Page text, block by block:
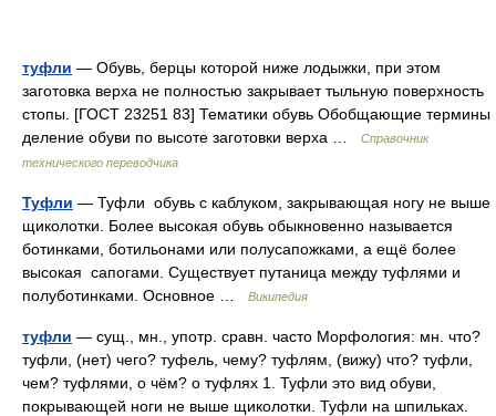
туфли — Обувь, берцы которой ниже лодыжки, при этом
заготовка верха не полностью закрывает тыльную поверхность
стопы. [ГОСТ 23251 83] Тематики обувь Обобщающие термины
деление обуви по высоте заготовки верха …
Справочник
технического переводчика
Туфли — Туфли обувь с каблуком, закрывающая ногу не выше
щиколотки. Более высокая обувь обыкновенно называется
ботинками, ботильонами или полусапожками, а ещё более
высокая сапогами. Существует путаница между туфлями и
полуботинками. Основное …
Википедия
туфли — сущ., мн., употр. сравн. часто Морфология: мн. что?
туфли, (нет) чего? туфель, чему? туфлям, (вижу) что? туфли,
чем? туфлями, о чём? о туфлях 1. Туфли это вид обуви,
покрывающей ноги не выше щиколотки. Туфли на шпильках.